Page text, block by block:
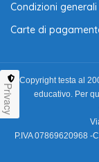
Condizioni
Carte di
Copyright testa al
educativo. Per
P.IVA 07869620968 -
Privacy